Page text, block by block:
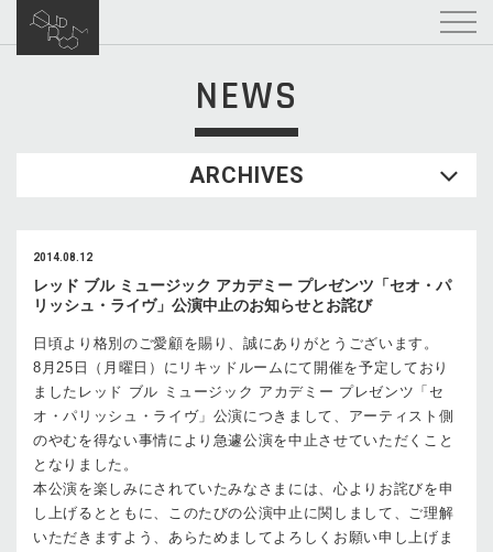
NEWS
ARCHIVES
2014.08.12
レッド ブル ミュージック アカデミー プレゼンツ「セオ・パ
リッシュ・ライヴ」公演中止のお知らせとお詫び
日頃より格別のご愛顧を賜り、誠にありがとうございます。
8月25日（月曜日）にリキッドルームにて開催を予定しており
ましたレッド ブル ミュージック アカデミー プレゼンツ「セ
オ・パリッシュ・ライヴ」公演につきまして、アーティスト側
のやむを得ない事情により急遽公演を中止させていただくこと
となりました。
本公演を楽しみにされていたみなさまには、心よりお詫びを申
し上げるとともに、このたびの公演中止に関しまして、ご理解
いただきますよう、あらためましてよろしくお願い申し上げま